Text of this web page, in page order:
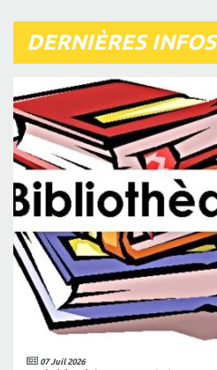
DERNIÈRES INFOS
07 Juil 2026